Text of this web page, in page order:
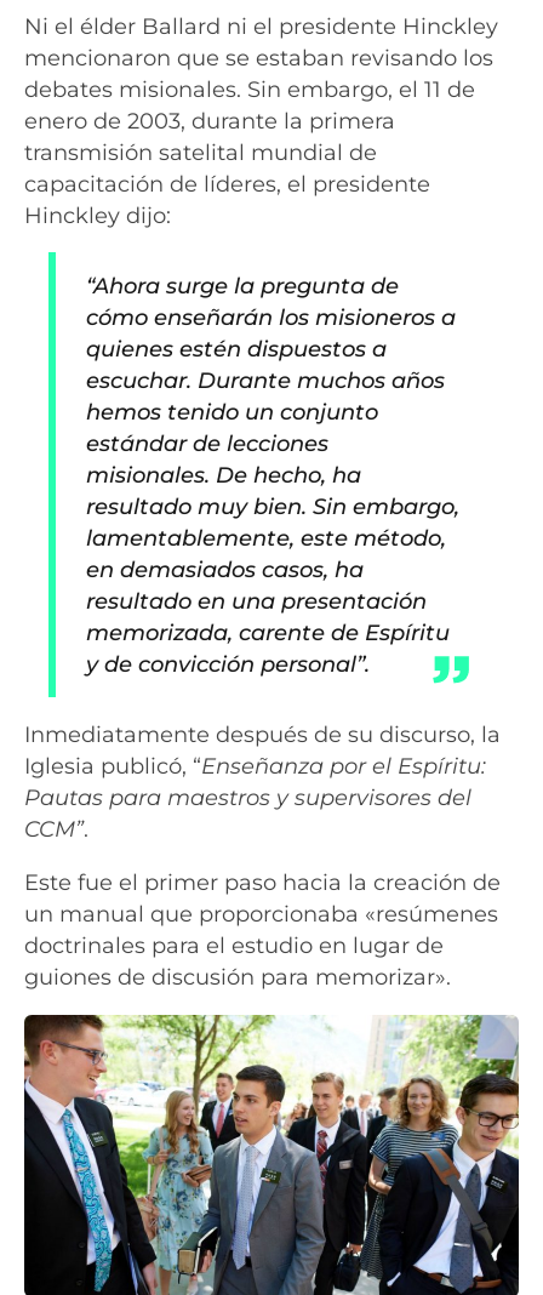
Ni el élder Ballard ni el presidente Hinckley
mencionaron que se estaban revisando los
debates misionales. Sin embargo, el 11 de
enero de 2003, durante la primera
transmisión satelital mundial de
capacitación de líderes, el presidente
Hinckley dijo:
“Ahora surge la pregunta de
cómo enseñarán los misioneros a
quienes estén dispuestos a
escuchar. Durante muchos años
hemos tenido un conjunto
estándar de lecciones
misionales. De hecho, ha
resultado muy bien. Sin embargo,
lamentablemente, este método,
en demasiados casos, ha
resultado en una presentación
memorizada, carente de Espíritu
y de convicción personal”.
Inmediatamente después de su discurso, la
Iglesia publicó, “Enseñanza por el Espíritu:
Pautas para maestros y supervisores del
CCM”.
Este fue el primer paso hacia la creación de
un manual que proporcionaba «resúmenes
doctrinales para el estudio en lugar de
guiones de discusión para memorizar».